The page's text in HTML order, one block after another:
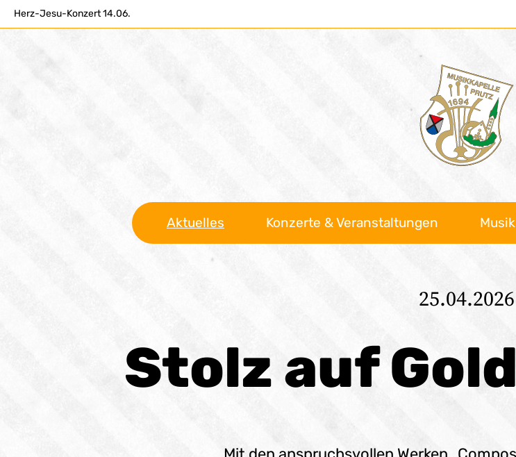
Herz-Jesu-Konzert 14.06.
Aktuelles Konzerte & Veranstaltungen
25.04.2026
Stolz auf